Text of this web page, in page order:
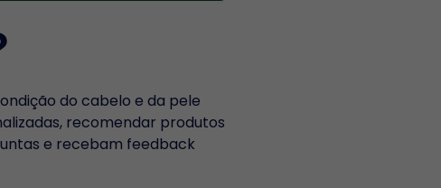
do cabelo e da pele
recomendar produtos
e recebam feedback